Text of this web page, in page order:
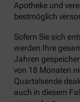
Apotheke und
bestmöglich
Sofern Sie sich
werden Ihre
Jahren
von 18 Monaten
Quartalsende
auch in diesem